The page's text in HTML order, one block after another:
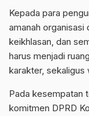
Kepada para
amanah organisasi
keikhlasan, dan
harus menjadi
karakter, sekaligus
Pada kesempatan
komitmen DPRD